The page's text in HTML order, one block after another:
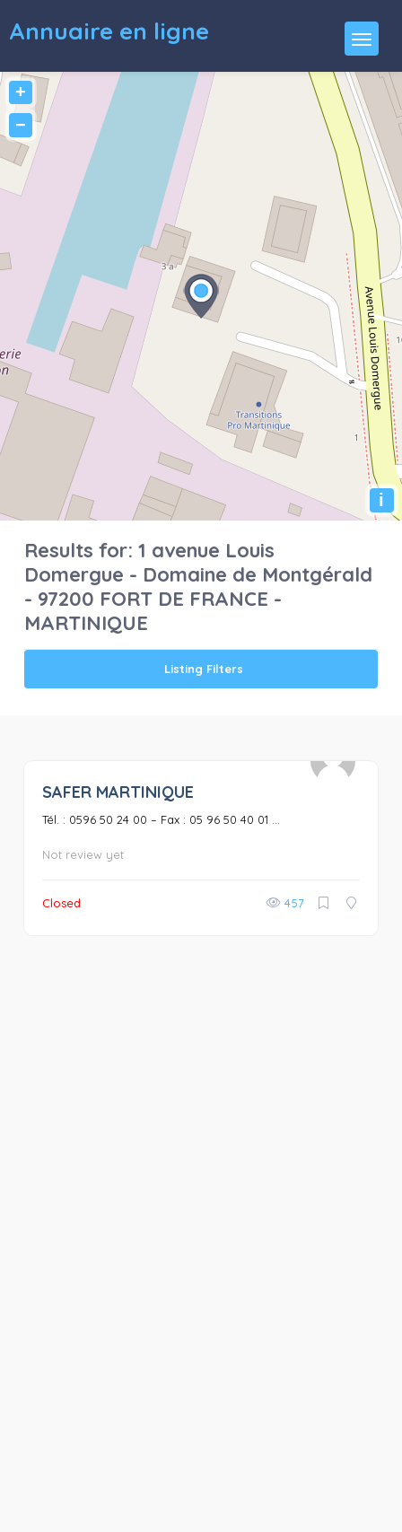
Annuaire en ligne
+
−
i
Results for:1 avenue Louis
Domergue - Domaine de Montgérald
- 97200 FORT DE FRANCE -
MARTINIQUE
Listing Filters
SAFER MARTINIQUE
Tél. : 0596 50 24 00 – Fax : 05 96 50 40 01 ...
Not review yet
Closed 457